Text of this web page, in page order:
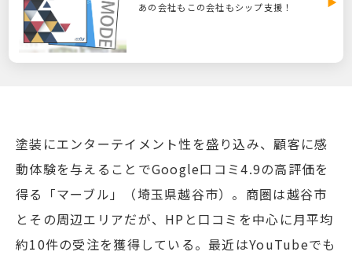
あの会社もこの会社もシップ支援！
塗装にエンターテイメント性を盛り込み、顧客に感
動体験を与えることでGoogle口コミ4.9の高評価を
得る「マーブル」（埼玉県越谷市）。商圏は越谷市
とその周辺エリアだが、HPと口コミを中心に月平均
約10件の受注を獲得している。最近はYouTubeでも